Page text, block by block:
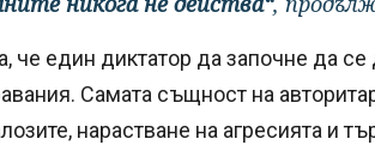
че един диктатор да започне да
Самата същност на
нарастване на агресията и